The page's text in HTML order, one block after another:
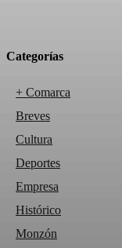
Categorías
+ Comarca
Breves
Cultura
Deportes
Empresa
Histórico
Monzón